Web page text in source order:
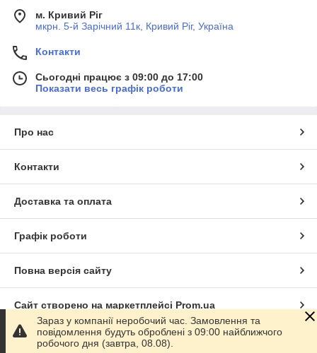
м. Кривий Ріг
мкрн. 5-й Зарічний 11к, Кривий Ріг, Україна
Контакти
Сьогодні працює з 09:00 до 17:00
Показати весь графік роботи
Про нас
Контакти
Доставка та оплата
Графік роботи
Повна версія сайту
Сайт створено на маркетплейсі Prom.ua
Політика конфіденційності
Зараз у компанії неробочий час. Замовлення та
повідомлення будуть оброблені з 09:00 найближчого
робочого дня (завтра, 08.08).